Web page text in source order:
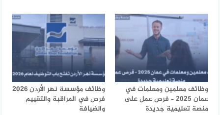
وظائف معلمين ومعلمات في
عمان 2025 – فرص عمل على
منصة تعليمية جديدة
وظائف مؤسسة نهر الأردن 2026
فرص في المراقبة والتقييم
والضيافة